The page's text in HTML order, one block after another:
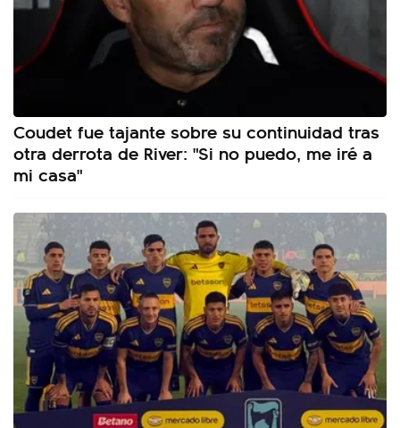
Coudet fue tajante sobre su continuidad tras
otra derrota de River: "Si no puedo, me iré a
mi casa"